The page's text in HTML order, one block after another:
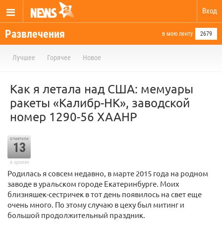
Вход
Развлечения в мою ленту 2679
Лучшее Горячее Новое
Как я летала над США: мемуары
ракеты «Калибр-НК», заводской
номер 1290-56 ХААНР
отметили
13
в архиве
Родилась я совсем недавно, в марте 2015 года на родном
заводе в уральском городе Екатеринбурге. Моих
близняшек-сестричек в тот день появилось на свет еще
очень много. По этому случаю в цеху был митинг и
большой продолжительный праздник.